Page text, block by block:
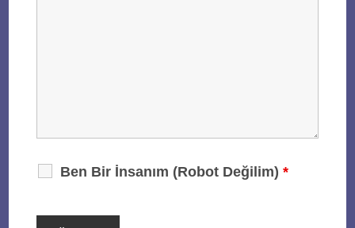
Ben Bir İnsanım (Robot Değilim)*